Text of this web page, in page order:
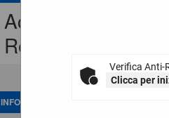
Verifica Anti-
Clicca per
Accedi -
Registrati
INFORMAZIONI